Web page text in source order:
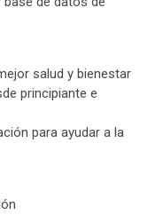
salud y bienestar
principiante e
para ayudar a la